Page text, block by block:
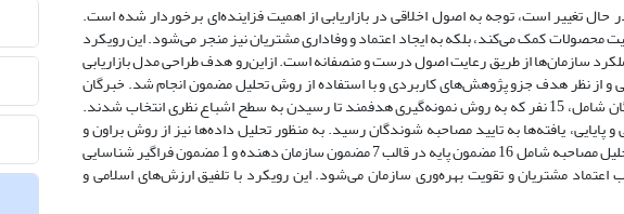
تغییر است، توجه به اصول اخلاقی در بازاریابی از اهمیت فزاینده‌ای برخوردار شده است.
محصولات کمک می‌کند، بلکه به ایجاد اعتماد و وفاداری مشتریان نیز منجر می‌شود. این رویکرد
سازمان‌ها از طریق رعایت اصول درست و منصفانه است. ازاین‌رو هدف طراحی مدل بازاریابی
و از نظر هدف جزو پژوهش‌های کاربردی و با استفاده از روش تحلیل مضمون انجام شد. خبرگان
شامل اساتید هیئت‌علمی و همچنین مدیران ارشد بودند و همچنین مصاحبه شوندگان شامل، 15 نفر که به روش نمونه‌گیری هدفمند تا رسیدن به سطح اشباع نظری انتخاب شدند.
پایایی، یافته‌ها به تایید مصاحبه‌ ‌شوندگان رسید. به منظور تحلیل داده‌ها نیز از روش براون و
کلارک با نرم‌افزار تحلیل داده‌های کیفی مکس کیودآ انجام گردید. یافته‌ها حاصل از تحلیل مصاحبه شامل 16 مضمون پایه در قالب 7 مضمون سازمان دهنده و 1 مضمون فراگیر شناسایی
مشتریان و تقویت بهره‌وری سازمان می‌شود. این رویکرد با تلفیق ارزش‌های اسلامی و